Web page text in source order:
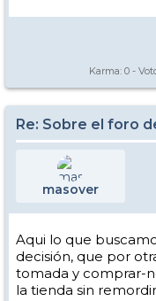
Karma: 0 -
Re: Sobre el foro
masover
Aqui lo que
decisión, que por
tomada y comprar-
la tienda sin